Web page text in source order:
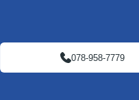
078-958-7779